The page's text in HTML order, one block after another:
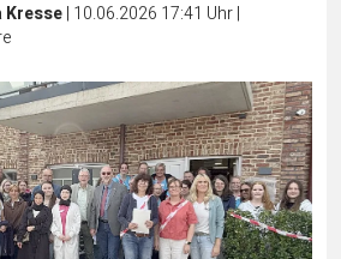
Kresse| 10.06.2026 17:41 Uhr|